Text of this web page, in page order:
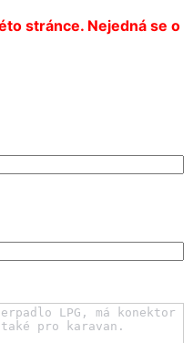
stránce. Nejedná se o